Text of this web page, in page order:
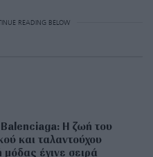
READING BELOW
H ζωή του
και ταλαντούχου
μόδας έγινε σειρά